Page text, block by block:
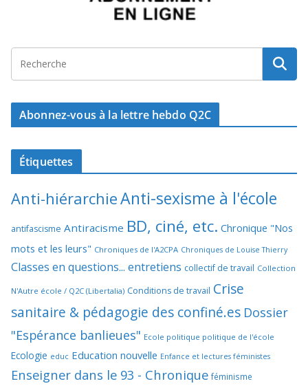
Abonnez-vous à la lettre hebdo Q2C
Étiquettes
Anti-hiérarchieAnti-sexisme à l'école
antifascisme Antiracisme BD, ciné, etc. Chronique "Nos
mots et les leurs" Chroniques de l'A2CPA Chroniques de Louise Thierry
Classes en questions... entretiens collectif de travail Collection
N'Autre école / Q2C (Libertalia) Conditions de travail Crise
sanitaire & pédagogie des confiné.es Dossier
"Espérance banlieues" Ecole politique politique de l'école
Ecologie educ Education nouvelle Enfance et lectures féministes
Enseigner dans le 93 - Chronique féminisme